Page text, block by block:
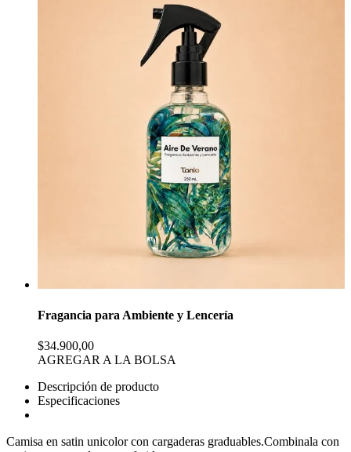
Fragancia para Ambiente y Lencería
$34.900,00
AGREGAR A LA BOLSA
Descripción de producto
Especificaciones
Camisa en satin unicolor con cargaderas graduables.Combinala con